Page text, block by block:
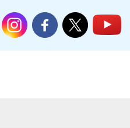
結城市公式LINE結城市公式Instagram
結城市公式Facebook
結城市公式